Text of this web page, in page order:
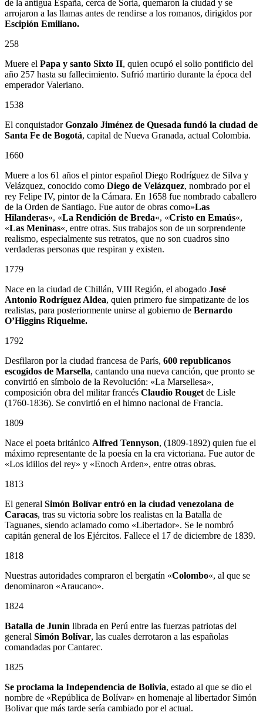
de la antigua España, cerca de Soria, quemaron la ciudad y se
arrojaron a las llamas antes de rendirse a los romanos, dirigidos por
Escipión Emiliano.
258
Muere el Papa y santo Sixto II, quien ocupó el solio pontificio del
año 257 hasta su fallecimiento. Sufrió martirio durante la época del
emperador Valeriano.
1538
El conquistadorGonzalo Jiménez de Quesada fundó la ciudad de
Santa Fe de Bogotá, capital de Nueva Granada, actual Colombia.
1660
Muere a los 61 años el pintor español Diego Rodríguez de Silva y
Velázquez, conocido como Diego de Velázquez, nombrado por el
rey Felipe IV, pintor de la Cámara. En 1658 fue nombrado caballero
de la Orden de Santiago. Fue autor de obras como»Las
Hilanderas«, «La Rendición de Breda«, «Cristo en Emaús«,
«Las Meninas«, entre otras. Sus trabajos son de un sorprendente
realismo, especialmente sus retratos, que no son cuadros sino
verdaderas personas que respiran y existen.
1779
Nace en la ciudad de Chillán, VIII Región, el abogado José
Antonio Rodríguez Aldea, quien primero fue simpatizante de los
realistas, para posteriormente unirse al gobierno de Bernardo
O’Higgins Riquelme.
1792
Desfilaron por la ciudad francesa de París, 600 republicanos
escogidos de Marsella, cantando una nueva canción, que pronto se
convirtió en símbolo de la Revolución: «La Marsellesa»,
composición obra del militar francés Claudio Rouget de Lisle
(1760-1836). Se convirtió en el himno nacional de Francia.
1809
Nace el poeta británico Alfred Tennyson, (1809-1892) quien fue el
máximo representante de la poesía en la era victoriana. Fue autor de
«Los idilios del rey» y «Enoch Arden», entre otras obras.
1813
El general Simón Bolívar entró en la ciudad venezolana de
Caracas, tras su victoria sobre los realistas en la Batalla de
Taguanes, siendo aclamado como «Libertador». Se le nombró
capitán general de los Ejércitos. Fallece el 17 de diciembre de 1839.
1818
Nuestras autoridades compraron el bergatín «Colombo«, al que se
denominaron «Araucano».
1824
Batalla de Junín librada en Perú entre las fuerzas patriotas del
general Simón Bolívar, las cuales derrotaron a las españolas
comandadas por Cantarec.
1825
Se proclama la Independencia de Bolivia, estado al que se dio el
nombre de «República de Bolívar» en homenaje al libertador Simón
Bolivar que más tarde sería cambiado por el actual.